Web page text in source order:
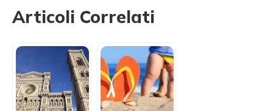
Articoli Correlati